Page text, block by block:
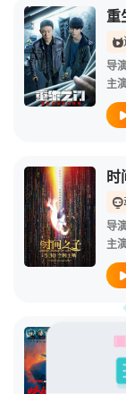
重
导演
主演
时
导演
主演
导